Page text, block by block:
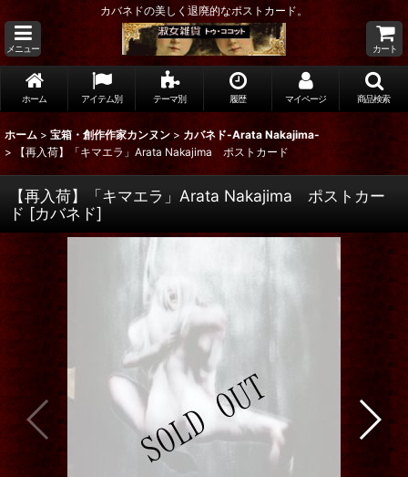
カバネドの美しく退廃的なポストカード。
メニュー カート
ホーム アイテム別 テーマ別 履歴 マイページ 商品検索
ホーム > 宝箱・創作作家カンヌン > カバネド-Arata Nakajima-
>
【再入荷】「キマエラ」Arata Nakajima ポストカード
【再入荷】「キマエラ」Arata Nakajima ポストカー
ド [カバネド]